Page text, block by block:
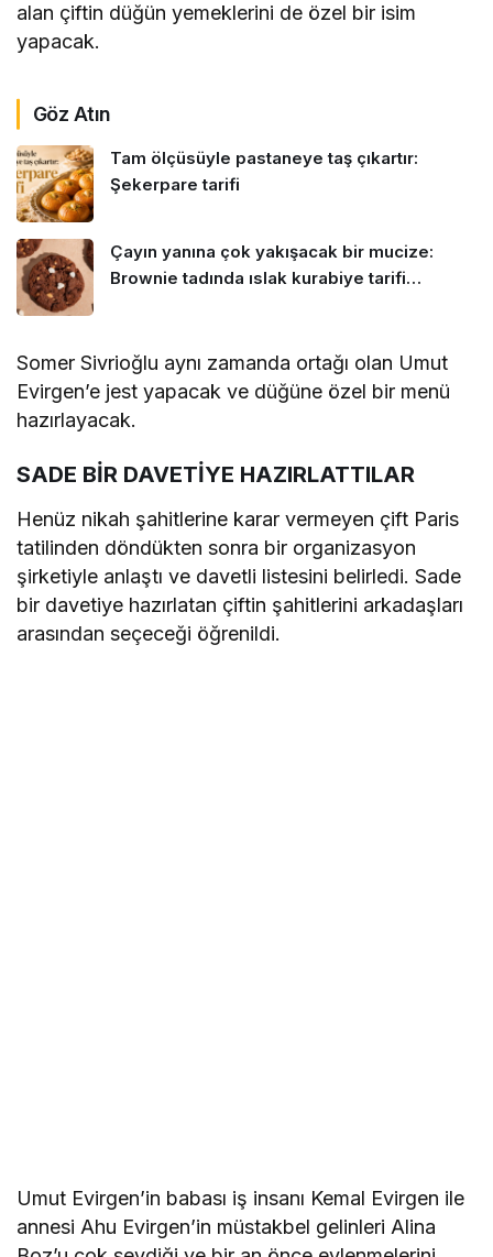
alan çiftin düğün yemeklerini de özel bir isim
yapacak.
Göz Atın
Tam ölçüsüyle pastaneye taş çıkartır:
Şekerpare tarifi
Çayın yanına çok yakışacak bir mucize:
Brownie tadında ıslak kurabiye tarifi…
Somer Sivrioğlu aynı zamanda ortağı olan Umut
Evirgen’e jest yapacak ve düğüne özel bir menü
hazırlayacak.
SADE BİR DAVETİYE HAZIRLATTILAR
Henüz nikah şahitlerine karar vermeyen çift Paris
tatilinden döndükten sonra bir organizasyon
şirketiyle anlaştı ve davetli listesini belirledi. Sade
bir davetiye hazırlatan çiftin şahitlerini arkadaşları
arasından seçeceği öğrenildi.
Umut Evirgen’in babası iş insanı Kemal Evirgen ile
annesi Ahu Evirgen’in müstakbel gelinleri Alina